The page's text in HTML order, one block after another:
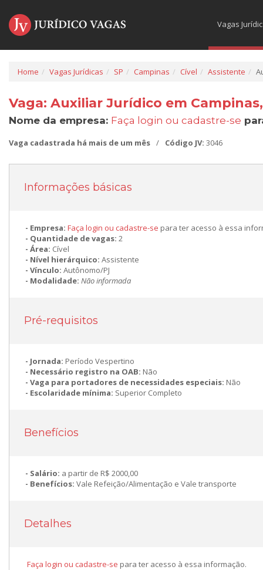
Vagas
Home Vagas Jurídicas SP Campinas Cível Assistente
Vaga: Auxiliar Jurídico em Campinas,
Nome da empresa: Faça login ou cadastre-se
Vaga cadastrada há mais de um mês / Código JV: 3046
Informações básicas
Empresa: Faça login ou cadastre-se para ter acesso à essa
Quantidade de vagas: 2
Área: Cível
Nível hierárquico: Assistente
Vínculo: Autônomo/PJ
Modalidade: Não informada
Pré-requisitos
Jornada: Período Vespertino
Necessário registro na OAB: Não
Vaga para portadores de necessidades especiais: Não
Escolaridade mínima: Superior Completo
Benefícios
Salário: a partir de R$ 2000,00
Benefícios: Vale Refeição/Alimentação e Vale transporte
Detalhes
Faça login ou cadastre-se para ter acesso à essa informação.